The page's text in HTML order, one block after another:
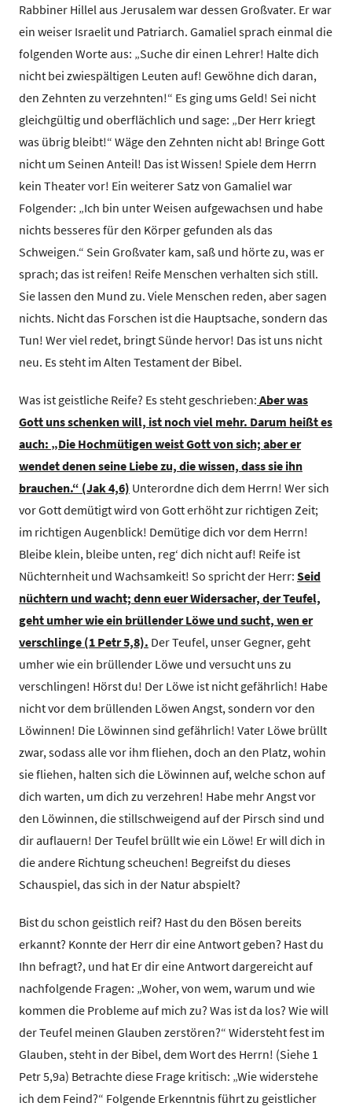
Rabbiner Hillel aus Jerusalem war dessen Großvater. Er war
ein weiser Israelit und Patriarch. Gamaliel sprach einmal die
folgenden Worte aus: „Suche dir einen Lehrer! Halte dich
nicht bei zwiespältigen Leuten auf! Gewöhne dich daran,
den Zehnten zu verzehnten!“ Es ging ums Geld! Sei nicht
gleichgültig und oberflächlich und sage: „Der Herr kriegt
was übrig bleibt!“ Wäge den Zehnten nicht ab! Bringe Gott
nicht um Seinen Anteil! Das ist Wissen! Spiele dem Herrn
kein Theater vor! Ein weiterer Satz von Gamaliel war
Folgender: „Ich bin unter Weisen aufgewachsen und habe
nichts besseres für den Körper gefunden als das
Schweigen.“ Sein Großvater kam, saß und hörte zu, was er
sprach; das ist reifen! Reife Menschen verhalten sich still.
Sie lassen den Mund zu. Viele Menschen reden, aber sagen
nichts. Nicht das Forschen ist die Hauptsache, sondern das
Tun! Wer viel redet, bringt Sünde hervor! Das ist uns nicht
neu. Es steht im Alten Testament der Bibel.
Was ist geistliche Reife? Es steht geschrieben: Aber was
Gott uns schenken will, ist noch viel mehr. Darum heißt es
auch: „Die Hochmütigen weist Gott von sich; aber er
wendet denen seine Liebe zu, die wissen, dass sie ihn
brauchen.“ (Jak 4,6) Unterordne dich dem Herrn! Wer sich
vor Gott demütigt wird von Gott erhöht zur richtigen Zeit;
im richtigen Augenblick! Demütige dich vor dem Herrn!
Bleibe klein, bleibe unten, reg‘ dich nicht auf! Reife ist
Nüchternheit und Wachsamkeit! So spricht der Herr: Seid
nüchtern und wacht; denn euer Widersacher, der Teufel,
geht umher wie ein brüllender Löwe und sucht, wen er
verschlinge (1 Petr 5,8). Der Teufel, unser Gegner, geht
umher wie ein brüllender Löwe und versucht uns zu
verschlingen! Hörst du! Der Löwe ist nicht gefährlich! Habe
nicht vor dem brüllenden Löwen Angst, sondern vor den
Löwinnen! Die Löwinnen sind gefährlich! Vater Löwe brüllt
zwar, sodass alle vor ihm fliehen, doch an den Platz, wohin
sie fliehen, halten sich die Löwinnen auf, welche schon auf
dich warten, um dich zu verzehren! Habe mehr Angst vor
den Löwinnen, die stillschweigend auf der Pirsch sind und
dir auflauern! Der Teufel brüllt wie ein Löwe! Er will dich in
die andere Richtung scheuchen! Begreifst du dieses
Schauspiel, das sich in der Natur abspielt?
Bist du schon geistlich reif? Hast du den Bösen bereits
erkannt? Konnte der Herr dir eine Antwort geben? Hast du
Ihn befragt?, und hat Er dir eine Antwort dargereicht auf
nachfolgende Fragen: „Woher, von wem, warum und wie
kommen die Probleme auf mich zu? Was ist da los? Wie will
der Teufel meinen Glauben zerstören?“ Widersteht fest im
Glauben, steht in der Bibel, dem Wort des Herrn! (Siehe 1
Petr 5,9a) Betrachte diese Frage kritisch: „Wie widerstehe
ich dem Feind?“ Folgende Erkenntnis führt zu geistlicher